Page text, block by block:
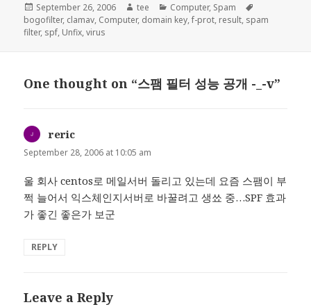
Posted
on
September 26, 2006 Author
tee Categories
Computer, Spam
bogofilter, clamav, Computer, domain key,f-prot, result, spam
filter, spf, Unfix,virus
One thought on “스팸 필터 성능 공개 -_-v”
reric
September 28, 2006 at 10:05 am
울 회사 centos로 메일서버 돌리고 있는데 요즘 스팸이 부
쩍 늘어서 익스체인지서버로 바꿀려고 생쑈 중…SPF 효과
가 좋긴 좋은가 보군
REPLY
Leave a Reply